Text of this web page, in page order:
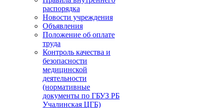
распорядка
Новости учреждения
Объявления
Положение об оплате
труда
Контроль качества и
безопасности
медицинской
деятельности
(нормативные
документы по ГБУЗ РБ
Учалинская ЦГБ)